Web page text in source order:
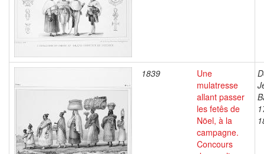
1839
Une
mulatresse
allant passer
les fetês de
Nöel, à la
campagne.
Concours